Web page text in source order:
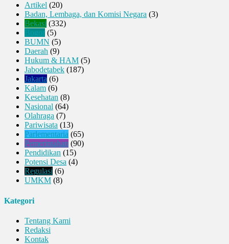
Artikel (20)
Badan, Lembaga, dan Komisi Negara (3)
Bekasi (332)
Bogor(5)
BUMN (5)
Daerah (9)
Hukum & HAM (5)
Jabodetabek (187)
Jakarta (6)
Kalam (6)
Kesehatan (8)
Nasional (64)
Olahraga (7)
Pariwisata (13)
Parlementaria (65)
Pemerintahan (90)
Pendidikan (15)
Potensi Desa (4)
Regulasi (6)
UMKM (8)
Kategori
Tentang Kami
Redaksi
Kontak